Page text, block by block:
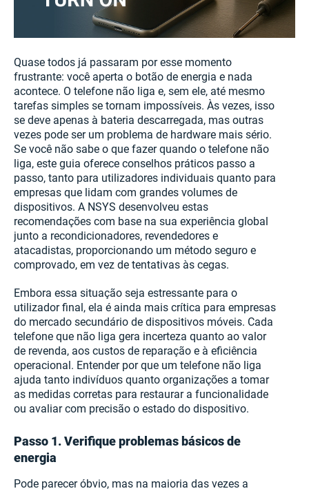
Quase todos já passaram por esse momento
frustrante: você aperta o botão de energia e nada
acontece. O telefone não liga e, sem ele, até mesmo
tarefas simples se tornam impossíveis. Às vezes, isso
se deve apenas à bateria descarregada, mas outras
vezes pode ser um problema de hardware mais sério.
Se você não sabe o que fazer quando o telefone não
liga, este guia oferece conselhos práticos passo a
passo, tanto para utilizadores individuais quanto para
empresas que lidam com grandes volumes de
dispositivos. A NSYS desenvolveu estas
recomendações com base na sua experiência global
junto a recondicionadores, revendedores e
atacadistas, proporcionando um método seguro e
comprovado, em vez de tentativas às cegas.
Embora essa situação seja estressante para o
utilizador final, ela é ainda mais crítica para empresas
do mercado secundário de dispositivos móveis. Cada
telefone que não liga gera incerteza quanto ao valor
de revenda, aos custos de reparação e à eficiência
operacional. Entender por que um telefone não liga
ajuda tanto indivíduos quanto organizações a tomar
as medidas corretas para restaurar a funcionalidade
ou avaliar com precisão o estado do dispositivo.
Passo 1. Verifique problemas básicos de
energia
Pode parecer óbvio, mas na maioria das vezes a